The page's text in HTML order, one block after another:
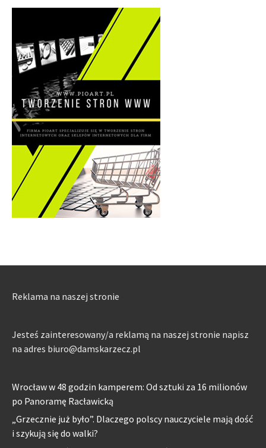
Reklama na naszej stronie
Jesteś zainteresowany/a reklamą na naszej stronie napisz
na adres biuro@damskarzecz.pl
Wrocław w 48 godzin kamperem: Od sztuki za 16 milionów
po Panoramę Racławicką
„Grzecznie już było”. Dlaczego polscy nauczyciele mają dość
i szykują się do walki?